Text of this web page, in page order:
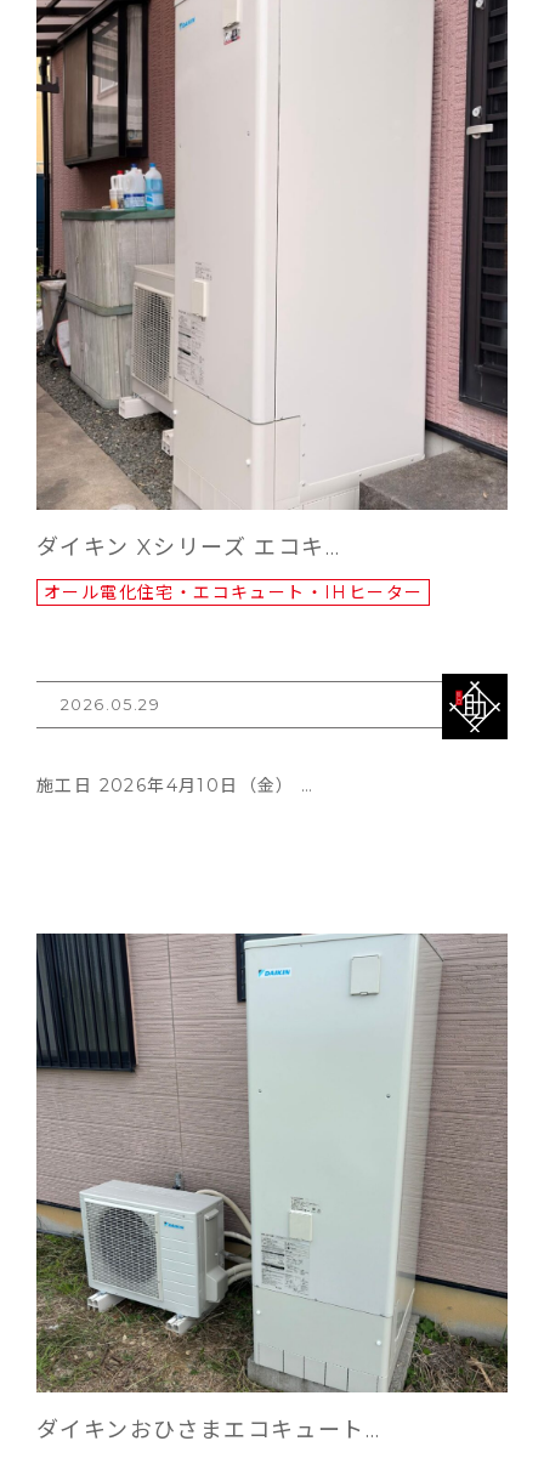
ダイキン Xシリーズ エコキ…
オール電化住宅・エコキュート・IHヒーター
2026.05.29
施工日 2026年4月10日（金） …
ダイキンおひさまエコキュート…